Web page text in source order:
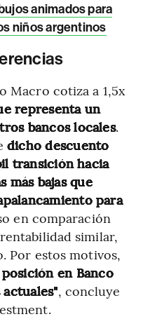
animados para
niños argentinos
Macro cotiza a 1,5x
representa un
bancos locales.
dicho descuento
transición hacia
más bajas que
para
en comparación
similar,
Por estos motivos,
en Banco
, concluye